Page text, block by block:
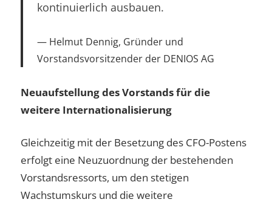
kontinuierlich ausbauen.
Helmut Dennig, Gründer und
Vorstandsvorsitzender der DENIOS AG
Neuaufstellung des Vorstands für die
weitere Internationalisierung
Gleichzeitig mit der Besetzung des CFO-Postens
erfolgt eine Neuzuordnung der bestehenden
Vorstandsressorts, um den stetigen
Wachstumskurs und die weitere